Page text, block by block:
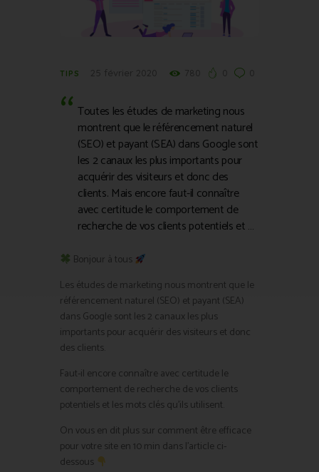
TIPS
Toutes les études de marketing nous
montrent que le référencement naturel
(SEO) et payant (SEA) dans Google sont
les 2 canaux les plus importants pour
acquérir des visiteurs et donc des
clients. Mais encore faut-il connaître
avec certitude le comportement de
recherche de vos clients potentiels et …
Bonjour à tous
Les études de marketing nous montrent que le
référencement naturel (SEO) et payant (SEA)
dans Google sont les 2 canaux les plus
importants pour acquérir des visiteurs et donc
des clients.
Faut-il encore connaître avec certitude le
comportement de recherche de vos clients
potentiels et les mots clés qu’ils utilisent.
On vous en dit plus sur comment être efficace
pour votre site en 10 min dans l’article ci-
dessous